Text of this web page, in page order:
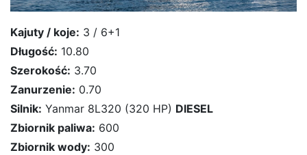
Kajuty / koje: 3 / 6+1
Długość: 10.80
Szerokość: 3.70
Zanurzenie: 0.70
Silnik: Yanmar 8L320 (320 HP) DIESEL
Zbiornik paliwa: 600
Zbiornik wody: 300